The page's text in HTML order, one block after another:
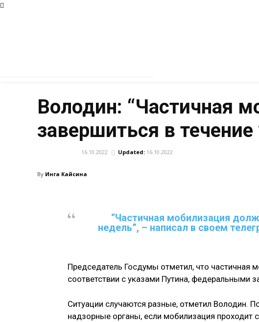
Володин: “Частичная
завершиться в течение
16.10.2022 Updated: 16.10.2022
By Инга Кайсина
“Частичная мобилизация
недель”, – написал в своем
Председатель Госдумы отметил, что частичная
соответствии с указами Путина, федеральными
Ситуации случаются разные, отметил Володин.
надзорные органы, если мобилизация проходит